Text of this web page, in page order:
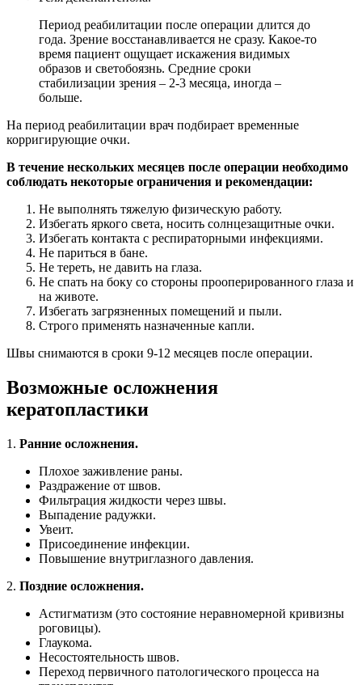
Период реабилитации после операции длится до
года. Зрение восстанавливается не сразу. Какое-то
время пациент ощущает искажения видимых
образов и светобоязнь. Средние сроки
стабилизации зрения – 2-3 месяца, иногда –
больше.
На период реабилитации врач подбирает временные
корригирующие очки.
В течение нескольких месяцев после операции необходимо
соблюдать некоторые ограничения и рекомендации:
Не выполнять тяжелую физическую работу.
Избегать яркого света, носить солнцезащитные очки.
Избегать контакта с респираторными инфекциями.
Не париться в бане.
Не тереть, не давить на глаза.
Не спать на боку со стороны прооперированного глаза и
на животе.
Избегать загрязненных помещений и пыли.
Строго применять назначенные капли.
Швы снимаются в сроки 9-12 месяцев после операции.
Возможные осложнения
кератопластики
1. Ранние осложнения.
Плохое заживление раны.
Раздражение от швов.
Фильтрация жидкости через швы.
Выпадение радужки.
Увеит.
Присоединение инфекции.
Повышение внутриглазного давления.
2. Поздние осложнения.
Астигматизм (это состояние неравномерной кривизны
роговицы).
Глаукома.
Несостоятельность швов.
Переход первичного патологического процесса на